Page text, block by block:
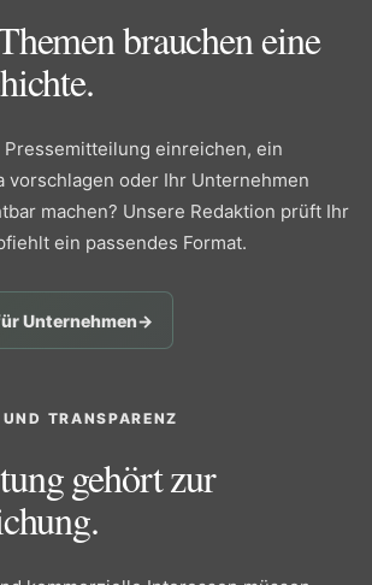
brauchen eine
einreichen, ein
vorschlagen oder Ihr Unternehmen
machen? Unsere Redaktion prüft Ihr
ein passendes Format.
Unternehmen→
TRANSPARENZ
gehört zur